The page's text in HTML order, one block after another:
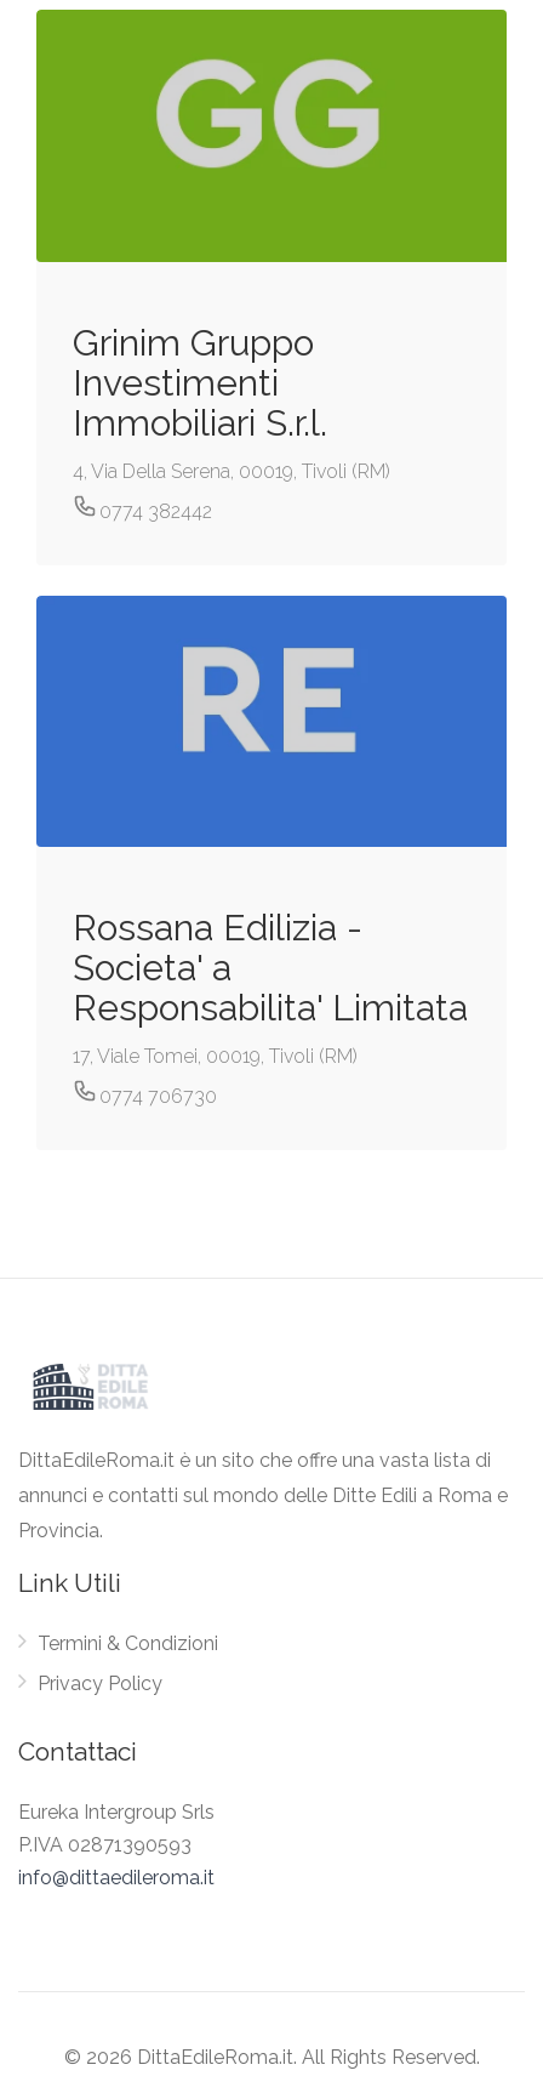
Grinim Gruppo
Investimenti
Immobiliari S.r.l.
4, Via Della Serena, 00019, Tivoli (RM)
0774 382442
Rossana Edilizia -
Societa' a
Responsabilita' Limitata
17, Viale Tomei, 00019, Tivoli (RM)
0774 706730
DittaEdileRoma.it è un sito che offre una vasta lista di
annunci e contatti sul mondo delle Ditte Edili a Roma e
Provincia.
Link Utili
Termini & Condizioni
Privacy Policy
Contattaci
Eureka Intergroup Srls
P.IVA 02871390593
info@dittaedileroma.it
© 2026 DittaEdileRoma.it. All Rights Reserved.